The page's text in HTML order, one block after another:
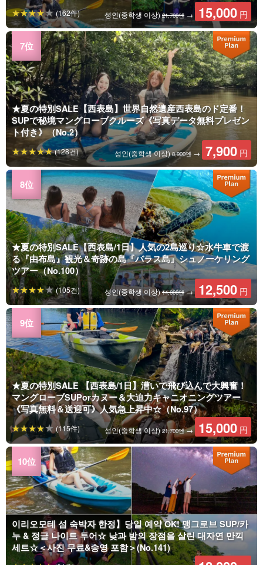
성인(중학생 이상)21,700엔 → 15,000 円
(162件)
★夏の特別SALE【西表島】世界自然遺産西表島のド定番！
SUPで秘境マングローブクルーズ《写真データ無料プレゼン
ト付き》（No.2）
성인(중학생 이상)8,900엔 → 7,900 円
(128건)
★夏の特別SALE【西表島/1日】人気の2島巡り☆水牛車で渡
る『由布島』観光＆奇跡の島『バラス島』シュノーケリング
ツアー（No.100）
성인(중학생 이상)14,000엔→ 12,500 円
(105건)
★夏の特別SALE 【西表島/1日】漕いで飛び込んで大興奮！
マングローブSUPorカヌー＆大迫力キャニオニングツアー
《写真無料＆送迎可》人気急上昇中☆（No.97）
성인(중학생 이상)21,700엔→ 15,000 円
(115件)
이리오모테 섬 숙박자 한정】당일 예약 OK! 맹그로브 SUP/카
누 & 정글 나이트 투어☆ 낮과 밤의 장점을 살린 대자연 만끽
세트☆＜사진 무료&송영 포함＞(No.141)